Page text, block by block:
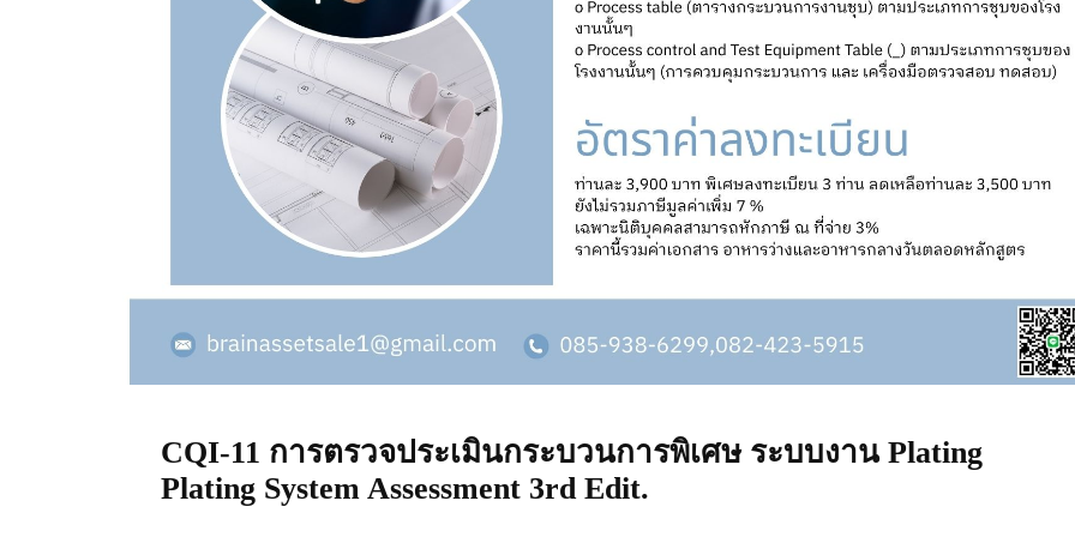
CQI-11 การตรวจประเมินกระบวนการพิเศษ ระบบงาน Plating
Plating System Assessment 3rd Edit.